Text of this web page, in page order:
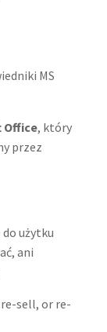
MS
Office, który
przez
użytku
ani
re-sell, or re-